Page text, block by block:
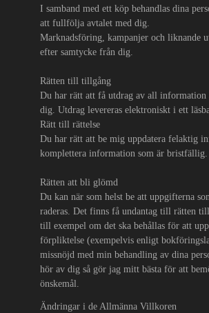
I samband med ett köp behandlas dina
att fullfölja avtalet med dig.
Marknadsföring, kampanjer och liknande
efter samtycke från dig.
Rätten till tillgång
Du har rätt att få utdrag av all information
dig. Utdrag levereras elektroniskt i ett
Rätt till rättelse
Du har rätt att be mig uppdatera felaktig
komplettera information som är bristfällig.
Rätten att bli glömd
Du kan när som helst be att uppgifterna
raderas. Det finns få undantag till rätten
till exempel om det ska behållas för att
förpliktelse (exempelvis enligt
missnöjd med min behandling av dina
hör av dig så gör jag mitt bästa för att
önskemål.
Ändringar i de Allmänna Villkoren